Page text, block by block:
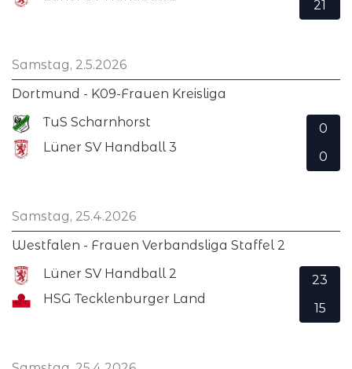
21
Samstag, 2.5.2026
Dortmund - K09-Frauen Kreisliga
TuS Scharnhorst
Lüner SV Handball 3
0
0
Samstag, 25.4.2026
Westfalen - Frauen Verbandsliga Staffel 2
Lüner SV Handball 2
HSG Tecklenburger Land
23
15